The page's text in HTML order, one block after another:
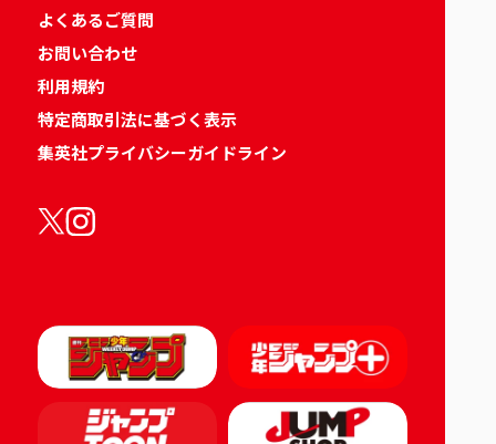
よくあるご質問
お問い合わせ
利用規約
特定商取引法に基づく表示
集英社プライバシーガイドライン